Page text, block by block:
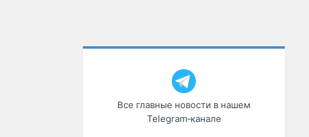
Все главные новости в нашем
Telegram‑канале